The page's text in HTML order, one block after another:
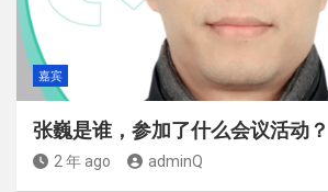
嘉宾
张巍是谁，参加了什么会议活动？
2 年 ago adminQ